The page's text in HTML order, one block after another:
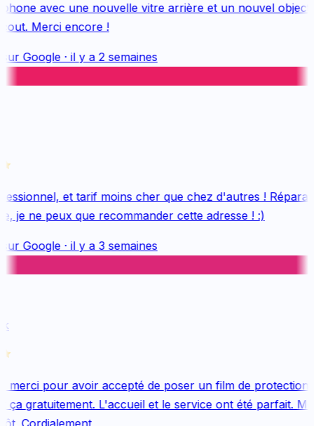
avec une nouvelle vitre arrière et un nouvel
Merci encore !
Google· il y a 2 semaines
et tarif moins cher que chez d'autres !
je ne peux que recommander cette adresse ! :)
Google· il y a 3 semaines
pour avoir accepté de poser un film de protection
gratuitement. L'accueil et le service ont été parfait.